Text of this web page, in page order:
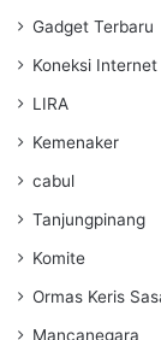
Gadget Terbaru
Koneksi
LIRA
Kemenaker
cabul
Tanjungpinang
Komite
Ormas Keris
Mancanegara